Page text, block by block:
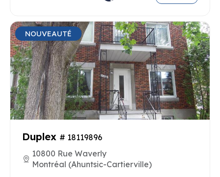
NOUVEAUTÉ
Duplex # 18119896
10800 Rue Waverly
Montréal (Ahuntsic-Cartierville)